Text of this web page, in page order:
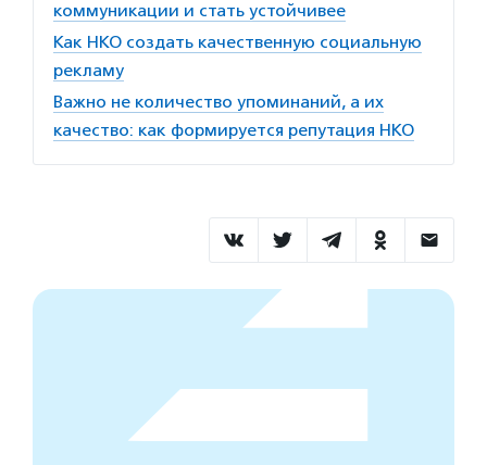
коммуникации и стать устойчивее
Как НКО создать качественную социальную
рекламу
Важно не количество упоминаний, а их
качество: как формируется репутация НКО